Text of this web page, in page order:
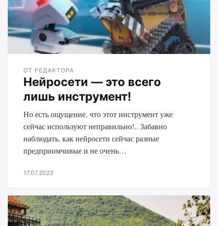
ОТ РЕДАКТОРА
Нейросети — это всего
лишь инструмент!
Но есть ощущение, что этот инструмент уже
сейчас используют неправильно!.. Забавно
наблюдать, как нейросети сейчас разные
предприимчивые и не очень…
Udikov
17.07.2023